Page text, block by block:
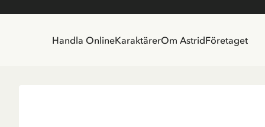
Handla OnlineKaraktärerOm AstridFöretaget